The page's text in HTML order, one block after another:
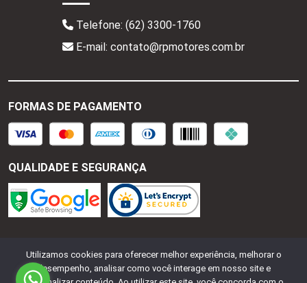
Telefone: (62) 3300-1760
E-mail: contato@rpmotores.com.br
FORMAS DE PAGAMENTO
QUALIDADE E SEGURANÇA
direitos reservados.2026
Utilizamos cookies para oferecer melhor experiência, melhorar o
desempenho, analisar como você interage em nosso site e